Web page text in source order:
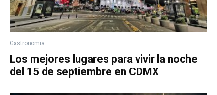
Gastronomía
Los mejores lugares para vivir la noche
del 15 de septiembre en CDMX